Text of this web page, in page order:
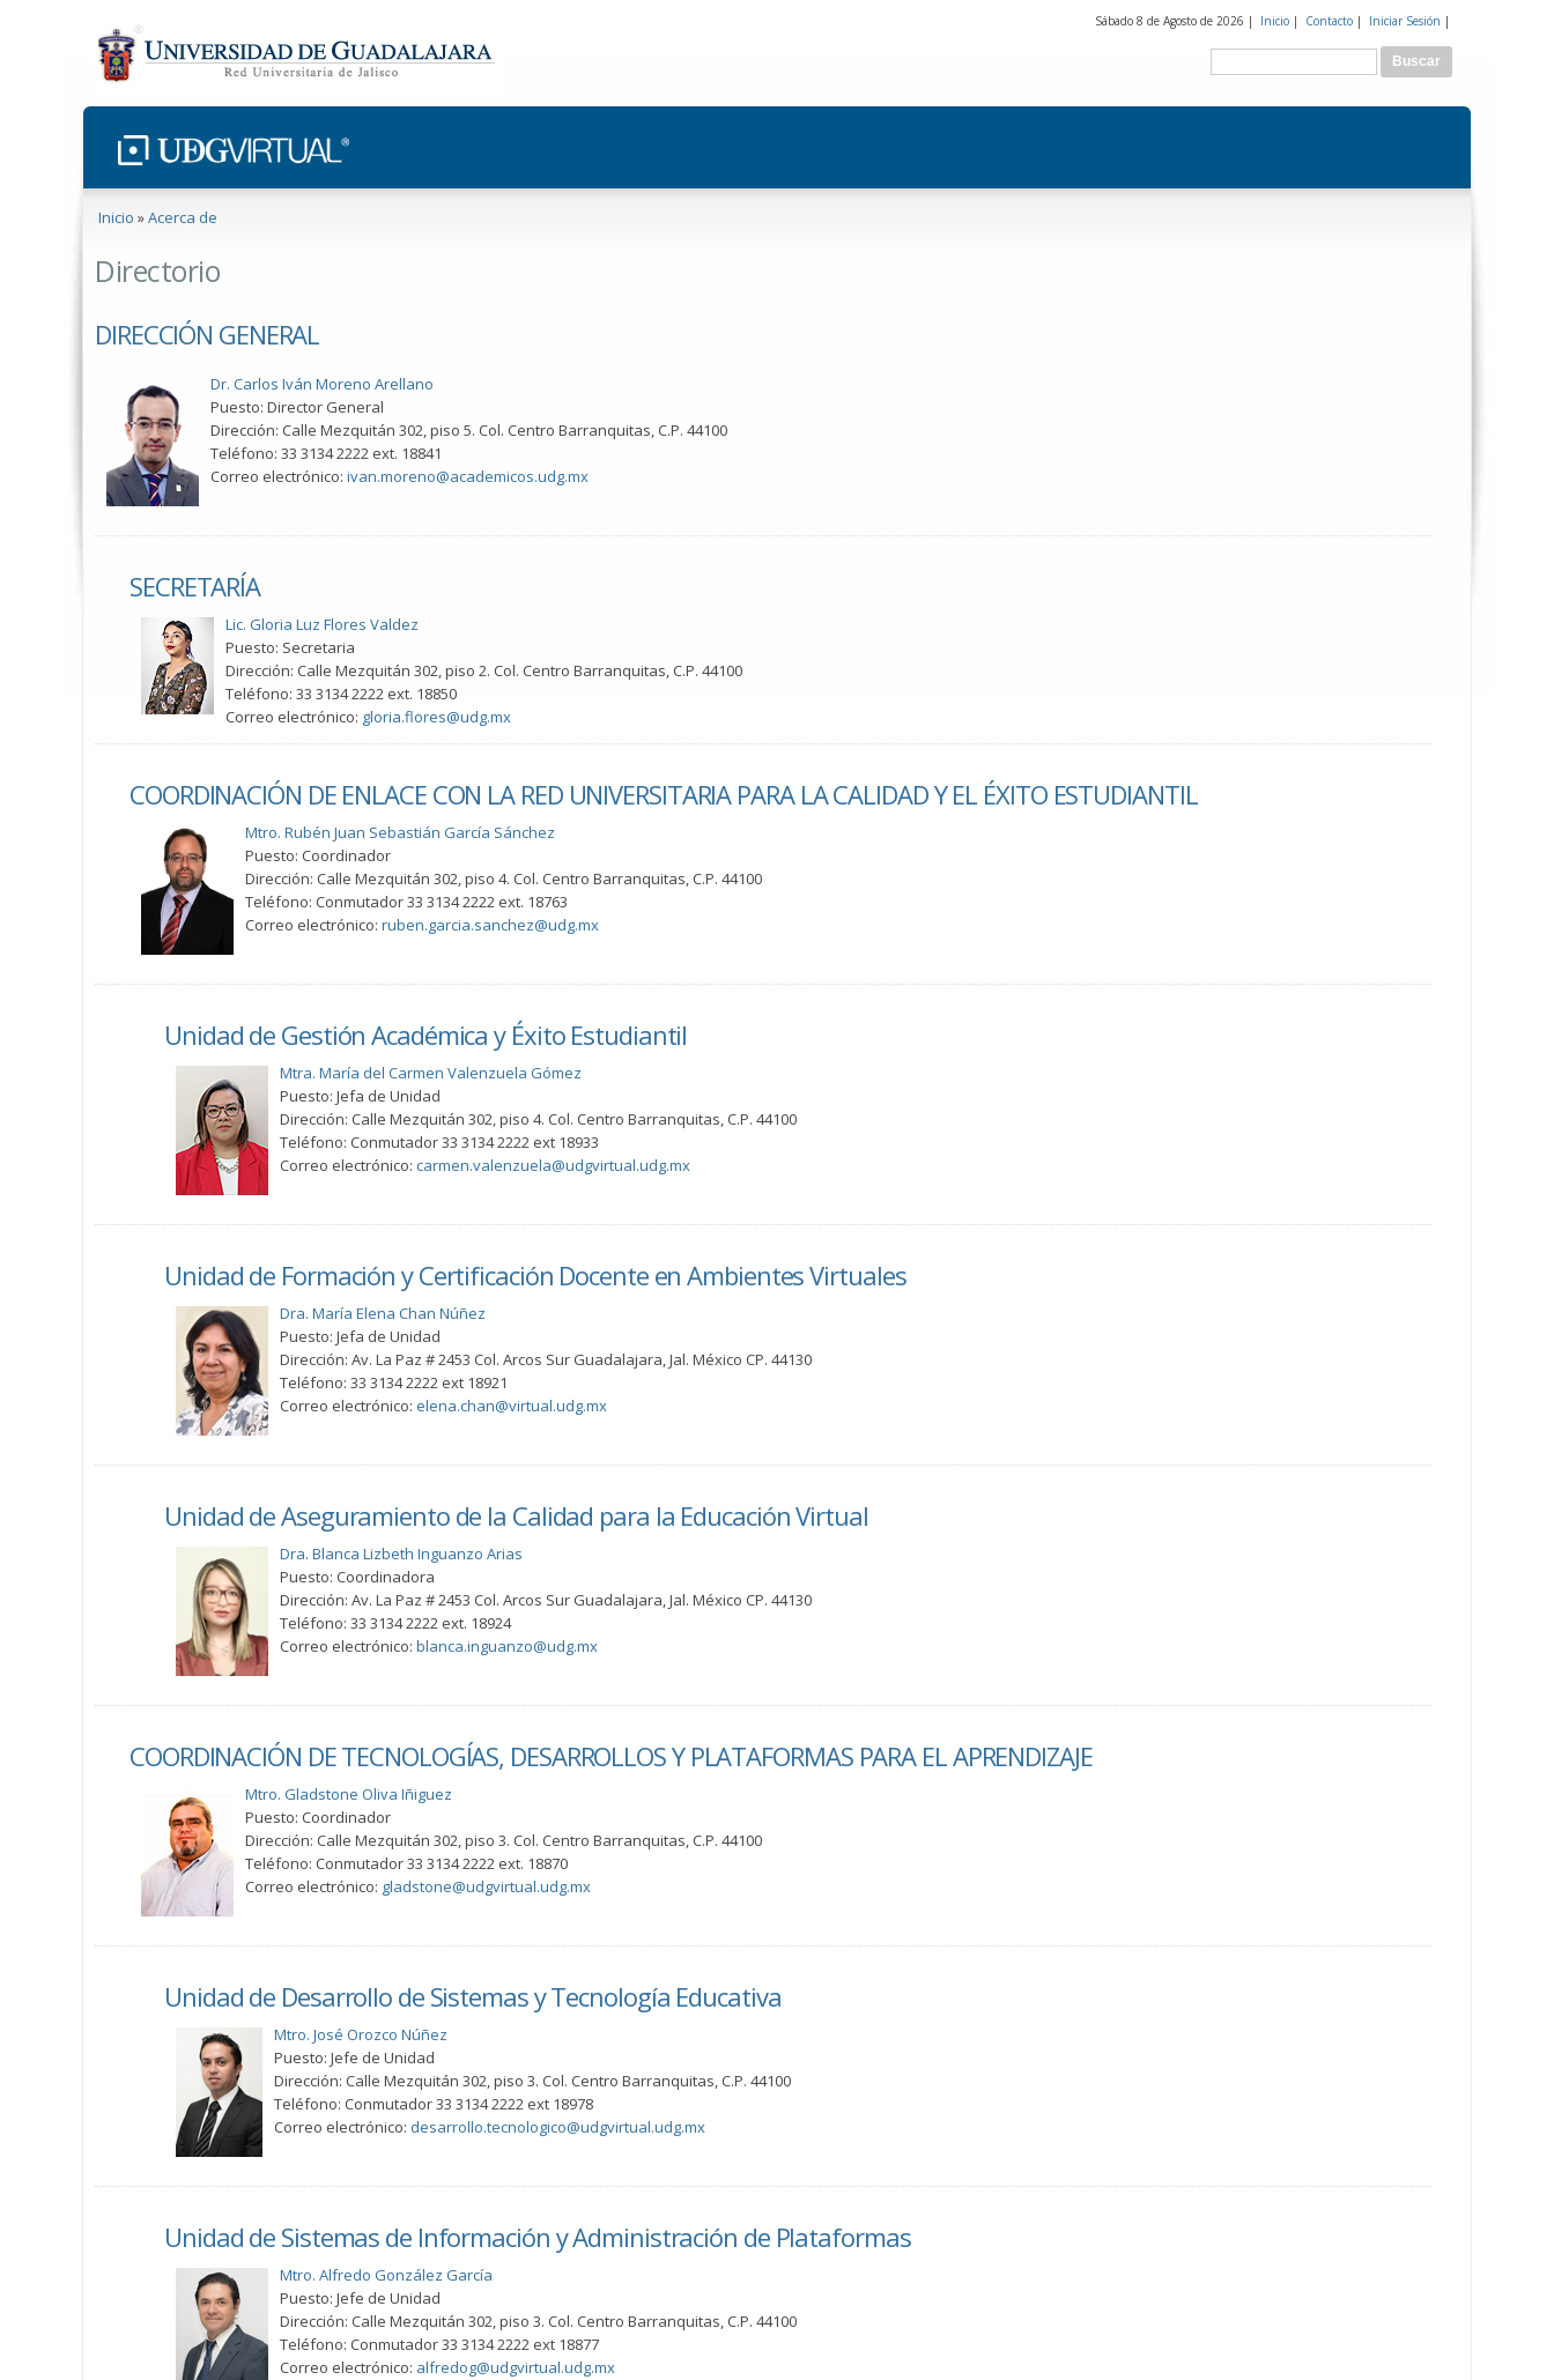
Sábado 8 de Agosto de 2026 | Inicio | Contacto | Iniciar Sesión |
Formulario de búsqueda
Inicio »Acerca de
Directorio
DIRECCIÓN GENERAL
Dr. Carlos Iván Moreno Arellano
Puesto: Director General
Dirección: Calle Mezquitán 302, piso 5. Col. Centro Barranquitas, C.P. 44100
Teléfono: 33 3134 2222 ext. 18841
Correo electrónico: ivan.moreno@academicos.udg.mx
SECRETARÍA
Lic. Gloria Luz Flores Valdez
Puesto: Secretaria
Dirección: Calle Mezquitán 302, piso 2. Col. Centro Barranquitas, C.P. 44100
Teléfono: 33 3134 2222 ext. 18850
Correo electrónico: gloria.flores@udg.mx
COORDINACIÓN DE ENLACE CON LA RED UNIVERSITARIA PARA LA CALIDAD Y EL ÉXITO ESTUDIANTIL
Mtro. Rubén Juan Sebastián García Sánchez
Puesto: Coordinador
Dirección: Calle Mezquitán 302, piso 4. Col. Centro Barranquitas, C.P. 44100
Teléfono: Conmutador 33 3134 2222 ext. 18763
Correo electrónico: ruben.garcia.sanchez@udg.mx
Unidad de Gestión Académica y Éxito Estudiantil
Mtra. María del Carmen Valenzuela Gómez
Puesto: Jefa de Unidad
Dirección: Calle Mezquitán 302, piso 4. Col. Centro Barranquitas, C.P. 44100
Teléfono: Conmutador 33 3134 2222 ext 18933
Correo electrónico: carmen.valenzuela@udgvirtual.udg.mx
Unidad de Formación y Certificación Docente en Ambientes Virtuales
Dra. María Elena Chan Núñez
Puesto: Jefa de Unidad
Dirección: Av. La Paz # 2453 Col. Arcos Sur Guadalajara, Jal. México CP. 44130
Teléfono: 33 3134 2222 ext 18921
Correo electrónico: elena.chan@virtual.udg.mx
Unidad de Aseguramiento de la Calidad para la Educación Virtual
Dra. Blanca Lizbeth Inguanzo Arias
Puesto: Coordinadora
Dirección: Av. La Paz # 2453 Col. Arcos Sur Guadalajara, Jal. México CP. 44130
Teléfono: 33 3134 2222 ext. 18924
Correo electrónico: blanca.inguanzo@udg.mx
COORDINACIÓN DE TECNOLOGÍAS, DESARROLLOS Y PLATAFORMAS PARA EL APRENDIZAJE
Mtro. Gladstone Oliva Iñiguez
Puesto: Coordinador
Dirección: Calle Mezquitán 302, piso 3. Col. Centro Barranquitas, C.P. 44100
Teléfono: Conmutador 33 3134 2222 ext. 18870
Correo electrónico: gladstone@udgvirtual.udg.mx
Unidad de Desarrollo de Sistemas y Tecnología Educativa
Mtro. José Orozco Núñez
Puesto: Jefe de Unidad
Dirección: Calle Mezquitán 302, piso 3. Col. Centro Barranquitas, C.P. 44100
Teléfono: Conmutador 33 3134 2222 ext 18978
Correo electrónico: desarrollo.tecnologico@udgvirtual.udg.mx
Unidad de Sistemas de Información y Administración de Plataformas
Mtro. Alfredo González García
Puesto: Jefe de Unidad
Dirección: Calle Mezquitán 302, piso 3. Col. Centro Barranquitas, C.P. 44100
Teléfono: Conmutador 33 3134 2222 ext 18877
Correo electrónico: alfredog@udgvirtual.udg.mx